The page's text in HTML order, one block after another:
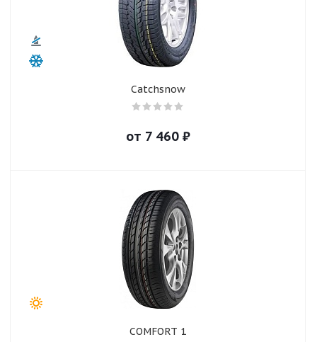
Catchsnow
от 7 460₽
COMFORT 1